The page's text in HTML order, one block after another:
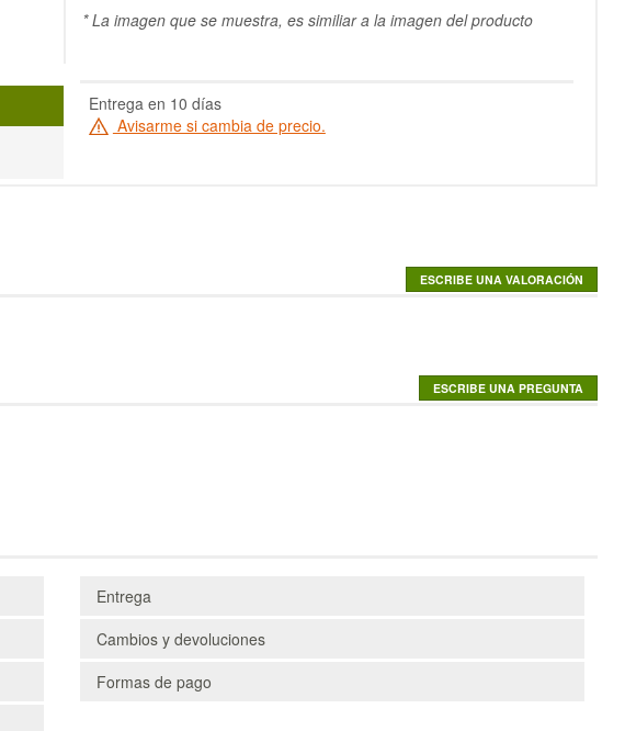
* La imagen que se muestra, es similiar a la imagen del producto
Entrega en 10 días
Avisarme si cambia de precio.
Entrega
Cambios y devoluciones
Formas de pago